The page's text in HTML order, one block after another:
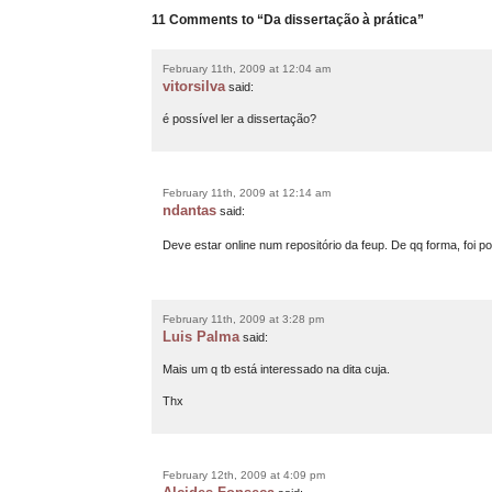
11 Comments to “Da dissertação à prática”
February 11th, 2009 at 12:04 am
vitorsilvasaid:
é possível ler a dissertação?
February 11th, 2009 at 12:14 am
ndantassaid:
Deve estar online num repositório da feup. De qq forma, foi
February 11th, 2009 at 3:28 pm
Luis Palmasaid:
Mais um q tb está interessado na dita cuja.
Thx
February 12th, 2009 at 4:09 pm